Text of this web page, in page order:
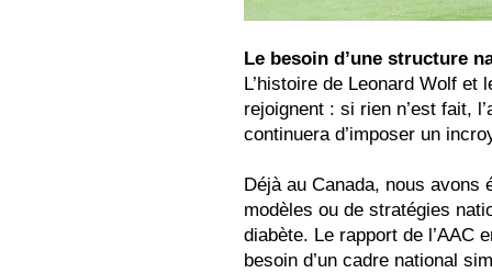
Le besoin d’une structure
L’histoire de Leonard Wolf et
rejoignent : si rien n’est fait,
continuera d’imposer un
Déjà au Canada, nous avons
modèles ou de stratégies
diabète. Le rapport de l’AAC
besoin d’un cadre national